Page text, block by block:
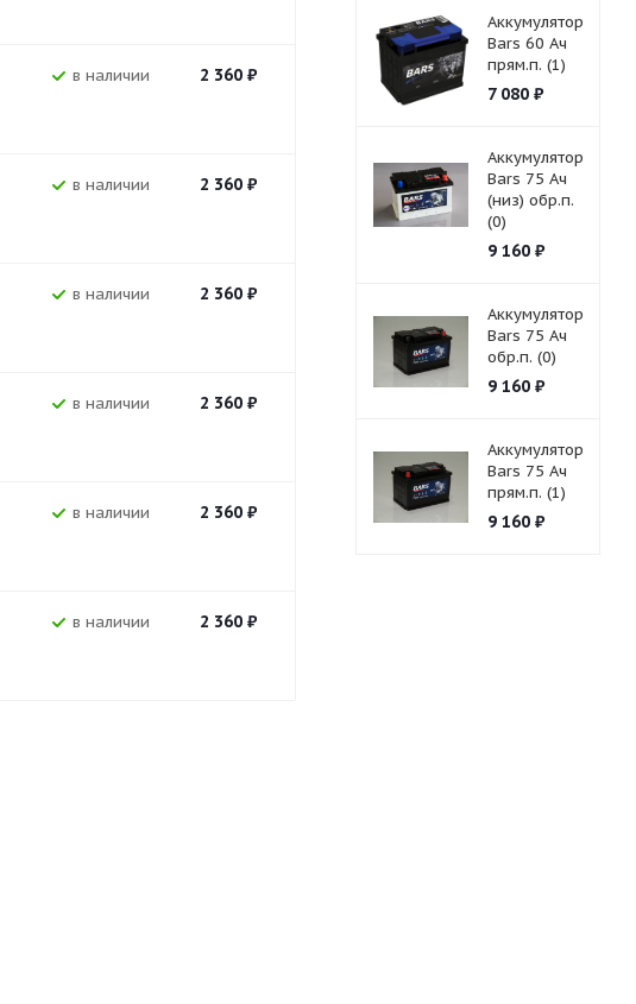
В наличии 2 360₽
В наличии 2 360₽
В наличии 2 360₽
В наличии 2 360₽
В наличии 2 360₽
В наличии 2 360₽
Аккумулятор
Bars 60 Ач
прям.п. (1)
7 080₽
Аккумулятор
Bars 75 Ач
(низ) обр.п.
(0)
9 160₽
Аккумулятор
Bars 75 Ач
обр.п. (0)
9 160₽
Аккумулятор
Bars 75 Ач
прям.п. (1)
9 160₽